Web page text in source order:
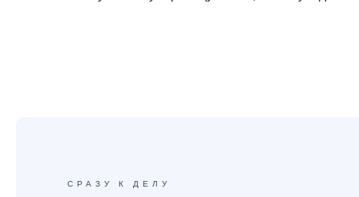
СРАЗУ К ДЕЛУ